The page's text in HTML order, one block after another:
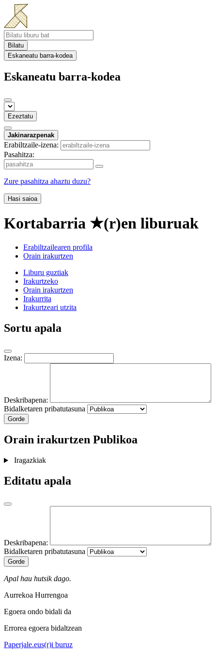
Bilatu
Eskaneatu barra-kodea
Eskaneatu barra-kodea
Ezeztatu
Jakinarazpenak
Erabiltzaile-izena:
Pasahitza:
Zure pasahitza ahaztu duzu?
Hasi saioa
Kortabarria ★(r)en liburuak
Erabiltzailearen profila
Orain irakurtzen
Liburu guztiak
Irakurtzeko
Orain irakurtzen
Irakurrita
Irakurtzeari utzita
Sortu apala
Izena:
Deskribapena:
Bidalketaren pribatutasuna
Gorde
Orain irakurtzen Publikoa
Iragazkiak
Editatu apala
Deskribapena:
Bidalketaren pribatutasuna
Gorde
Apal hau hutsik dago.
Aurrekoa Hurrengoa
Egoera ondo bidali da
Errorea egoera bidaltzean
Paperjale.eus(r)i buruz